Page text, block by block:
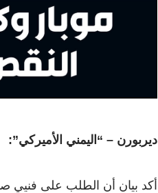
ديربورن – “اليمني الأميركي”:
أكد بيان أن الطلب على فنيي